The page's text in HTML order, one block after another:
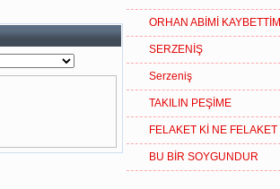
ORHAN ABİMİ KAYBETTİM
SERZENİŞ
Serzeniş
TAKILIN PEŞİME
FELAKET Kİ NE FELAKET
BU BİR SOYGUNDUR